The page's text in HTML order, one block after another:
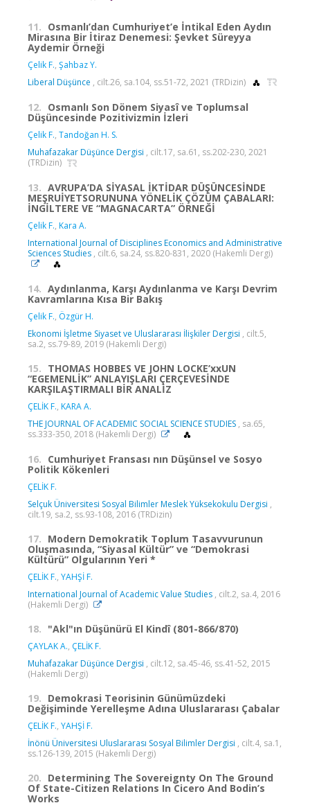
11. Osmanlı’dan Cumhuriyet’e İntikal Eden Aydın
Mirasına Bir İtiraz Denemesi: Şevket Süreyya
Aydemir Örneği
Çelik F., Şahbaz Y.
Liberal Düşünce , cilt.26, sa.104, ss.51-72, 2021 (TRDizin)
12. Osmanlı Son Dönem Siyasî ve Toplumsal
Düşüncesinde Pozitivizmin İzleri
Çelik F., Tandoğan H. S.
Muhafazakar Düşünce Dergisi , cilt.17, sa.61, ss.202-230, 2021
(TRDizin)
13. AVRUPA’DA SİYASAL İKTİDAR DÜŞÜNCESİNDE
MEŞRUİYETSORUNUNA YÖNELİK ÇÖZÜM ÇABALARI:
İNGİLTERE VE “MAGNACARTA” ÖRNEĞİ
Çelik F., Kara A.
International Journal of Disciplines Economics and Administrative
Sciences Studies , cilt.6, sa.24, ss.820-831, 2020 (Hakemli Dergi)
14. Aydınlanma, Karşı Aydınlanma ve Karşı Devrim
Kavramlarına Kısa Bir Bakış
Çelik F., Özgür H.
Ekonomi İşletme Siyaset ve Uluslararası İlişkiler Dergisi , cilt.5,
sa.2, ss.79-89, 2019 (Hakemli Dergi)
15. THOMAS HOBBES VE JOHN LOCKE’xxUN
“EGEMENLİK” ANLAYIŞLARI ÇERÇEVESİNDE
KARŞILAŞTIRMALI BİR ANALİZ
ÇELİK F., KARA A.
THE JOURNAL OF ACADEMIC SOCIAL SCIENCE STUDIES , sa.65,
ss.333-350, 2018 (Hakemli Dergi)
16. Cumhuriyet Fransası nın Düşünsel ve Sosyo
Politik Kökenleri
ÇELİK F.
Selçuk Üniversitesi Sosyal Bilimler Meslek Yüksekokulu Dergisi ,
cilt.19, sa.2, ss.93-108, 2016 (TRDizin)
17. Modern Demokratik Toplum Tasavvurunun
Oluşmasında, “Siyasal Kültür” ve “Demokrasi
Kültürü” Olgularının Yeri *
ÇELİK F., YAHŞİ F.
International Journal of Academic Value Studies , cilt.2, sa.4, 2016
(Hakemli Dergi)
18. "Akl"ın Düşünürü El Kindî (801-866/870)
ÇAYLAK A., ÇELİK F.
Muhafazakar Düşünce Dergisi , cilt.12, sa.45-46, ss.41-52, 2015
(Hakemli Dergi)
19. Demokrasi Teorisinin Günümüzdeki
Değişiminde Yerelleşme Adına Uluslararası Çabalar
ÇELİK F., YAHŞİ F.
İnönü Üniversitesi Uluslararası Sosyal Bilimler Dergisi , cilt.4, sa.1,
ss.126-139, 2015 (Hakemli Dergi)
20. Determining The Sovereignty On The Ground
Of State-Citizen Relations In Cicero And Bodin’s
Works